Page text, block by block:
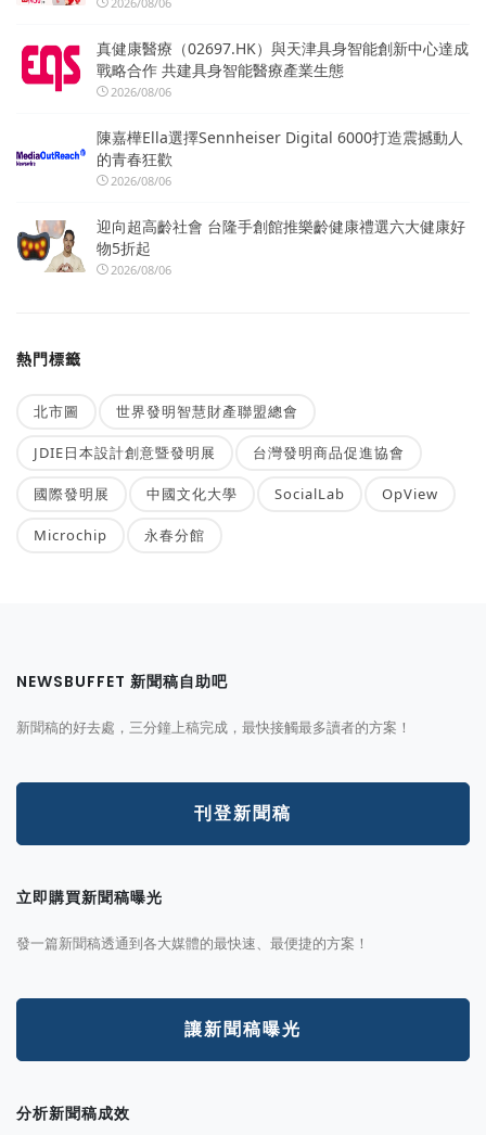
真健康醫療（02697.HK）與天津具身智能創新中心達成
戰略合作 共建具身智能醫療產業生態
2026/08/06
陳嘉樺Ella選擇Sennheiser Digital 6000打造震撼動人
的青春狂歡
2026/08/06
迎向超高齡社會 台隆手創館推樂齡健康禮選六大健康好
物5折起
2026/08/06
熱門標籤
北市圖 世界發明智慧財產聯盟總會
JDIE日本設計創意暨發明展 台灣發明商品促進協會
國際發明展 中國文化大學 SocialLab OpView
Microchip 永春分館
NEWSBUFFET 新聞稿自助吧
新聞稿的好去處，三分鐘上稿完成，最快接觸最多讀者的方案！
刊登新聞稿
立即購買新聞稿曝光
發一篇新聞稿透通到各大媒體的最快速、最便捷的方案！
讓新聞稿曝光
分析新聞稿成效